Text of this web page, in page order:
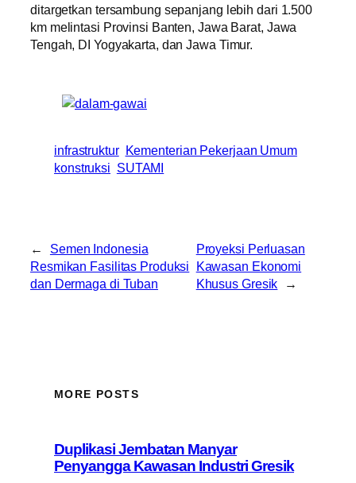
ditargetkan tersambung sepanjang lebih dari 1.500
km melintasi Provinsi Banten, Jawa Barat, Jawa
Tengah, DI Yogyakarta, dan Jawa Timur.
infrastruktur Kementerian Pekerjaan Umum
konstruksi SUTAMI
←
Semen Indonesia
Resmikan Fasilitas Produksi
dan Dermaga di Tuban
Proyeksi Perluasan
Kawasan Ekonomi
Khusus Gresik
→
MORE POSTS
Duplikasi Jembatan Manyar
Penyangga Kawasan Industri Gresik